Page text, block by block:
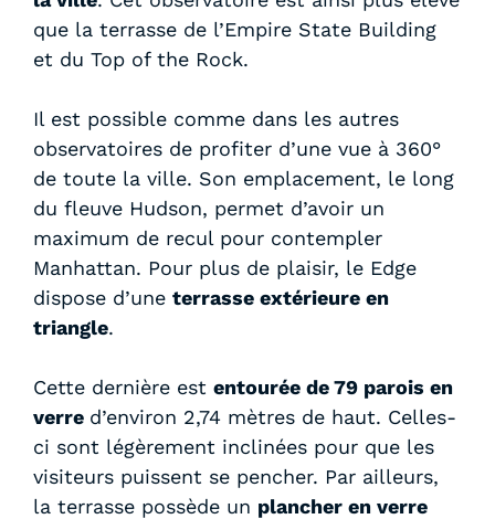
que la terrasse de l’Empire State Building
et du Top of the Rock.
Il est possible comme dans les autres
observatoires de profiter d’une vue à 360°
de toute la ville. Son emplacement, le long
du fleuve Hudson, permet d’avoir un
maximum de recul pour contempler
Manhattan. Pour plus de plaisir, le Edge
dispose d’une terrasse extérieure en
triangle.
Cette dernière est entourée de 79 parois en
verre d’environ 2,74 mètres de haut. Celles-
ci sont légèrement inclinées pour que les
visiteurs puissent se pencher. Par ailleurs,
la terrasse possède un plancher en verre